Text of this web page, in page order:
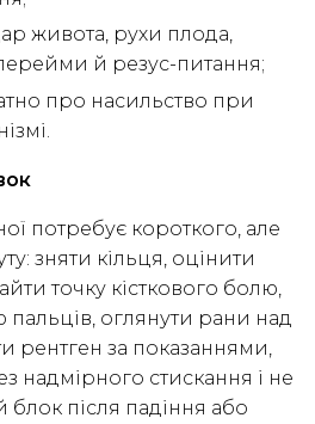
живота, рухи плода,
й резус-питання;
про насильство при
потребує короткого, але
зняти кільця, оцінити
точку кісткового болю,
пальців, оглянути рани над
рентген за показаннями,
надмірного стискання і не
після падіння або